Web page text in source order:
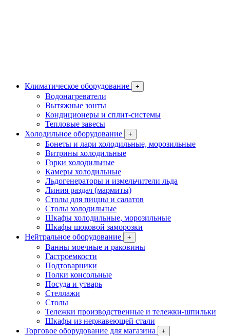
Климатическое оборудование +
Водонагреватели
Вытяжные зонты
Кондиционеры и сплит-системы
Тепловые завесы
Холодильное оборудование
+
Бонеты и лари холодильные, морозильные
Витрины холодильные
Горки холодильные
Камеры холодильные
Льдогенераторы и измельчители льда
Линия раздач (мармиты)
Столы для пиццы и салатов
Столы холодильные
Шкафы холодильные, морозильные
Шкафы шоковой заморозки
Нейтральное оборудование
+
Ванны моечные и раковины
Гастроемкости
Подтоварники
Полки консольные
Посуда и утварь
Стеллажи
Столы
Тележки производственные и тележки-шпильки
Шкафы из нержавеющей стали
Торговое оборудование для магазина
+